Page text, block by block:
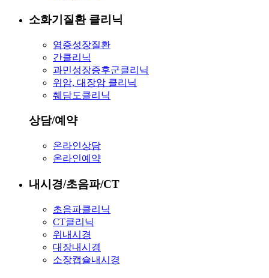
소화기질환 클리닉
염증성장질환
간클리닉
과민성장증후군클리닉
위암, 대장암 클리닉
췌담도클리닉
상담/예약
온라인상담
온라인예약
내시경/초음파/CT
초음파클리닉
CT클리닉
위내시경
대장내시경
소장캡슐내시경